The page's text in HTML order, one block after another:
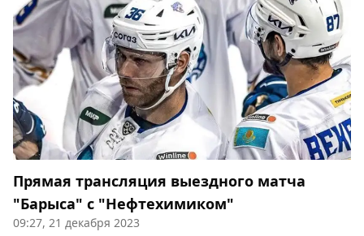
Прямая трансляция выездного матча
"Барыса" с "Нефтехимиком"
09:27, 21 декабря 2023